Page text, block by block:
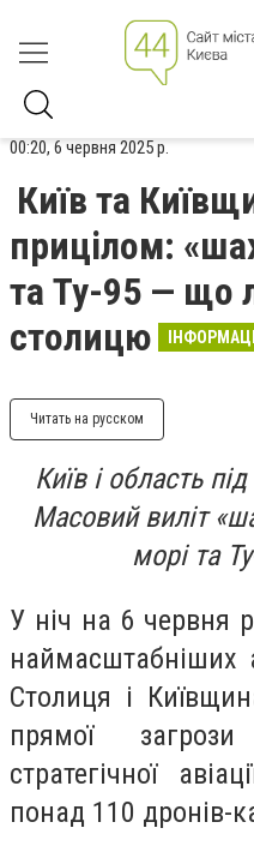
00:20, 6 червня 2025 р.
Київ та
прицілом:
та Ту-95 — що
столицю
Читать на русском
Київ і область
Масовий виліт
морі та
У ніч на 6 червня
наймасштабніших
Столиця і
прямої
стратегічної
понад 110 дронів-